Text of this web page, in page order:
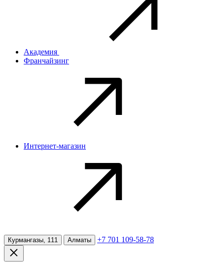
Академия
Франчайзинг
Интернет-магазин
Курмангазы, 111 Алматы +7 701 109-58-78